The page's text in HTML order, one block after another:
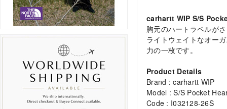
carhartt WIP S/S
胸元のハートラベルが
ライトウェイトなオー
力の一枚です。
Product Details
Brand : carhartt WIP
Model : S/S Pocket
Code : I032128-26S